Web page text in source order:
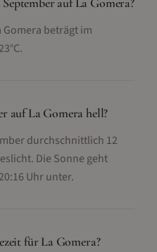
beträgt im
auf La Gomera hell?
durchschnittlich 12
Die Sonne geht
Uhr unter.
für La Gomera?